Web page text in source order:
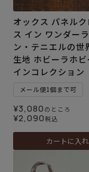
オックス パネルク
ス イン ワンダー
ン・テニエルの世
生地 ホビーラホ
インコレクション
メール便1個まで可
¥3,080 のところ
¥2,090税込
カートに入